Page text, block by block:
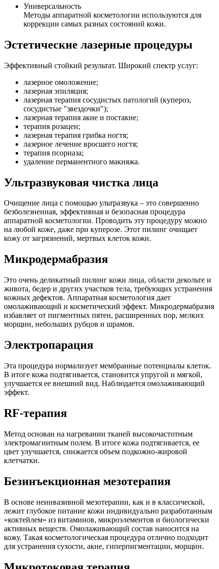
Универсальность
Методы аппаратной косметологии используются для
коррекции самых разных состояний кожи.
Эстетические лазерные процедуры
Эффективный стойкий результат. Широкий спектр услуг:
лазерное омоложение;
лазерная эпиляция;
лазерная терапия сосудистых патологий (купероз,
сосудистые "звездочки");
лазерная терапия акне и постакне;
терапия розацеи;
лазерная терапия грибка ногтя;
лазерное лечение вросшего ногтя;
терапия псориаза;
удаление перманентного макияжа.
Ультразвуковая чистка лица
Очищение лица с помощью ультразвука – это совершенно
безболезненная, эффективная и безопасная процедура
аппаратной косметологии. Проводить эту процедуру можно
на любой коже, даже при куперозе. Этот пилинг очищает
кожу от загрязнений, мертвых клеток кожи.
Микродермабразия
Это очень деликатный пилинг кожи лица, области декольте и
живота, бедер и других участков тела, требующих устранения
кожных дефектов. Аппаратная косметология дает
омолаживающий и косметический эффект. Микродермабразия
избавляет от пигментных пятен, расширенных пор, мелких
морщин, небольших рубцов и шрамов.
Электропарация
Эта процедура нормализует мембранные потенциалы клеток.
В итоге кожа подтягивается, становится упругой и мягкой,
улучшается ее внешний вид. Наблюдается омолаживающий
эффект.
RF-терапия
Метод основан на нагревании тканей высокочастотным
электромагнитным полем. В итоге кожа подтягивается, ее
цвет улучшается, снижается объем подкожно-жировой
клетчатки.
Безинъекционная мезотерапия
В основе неинвазивной мезотерапии, как и в классической,
лежит глубокое питание кожи индивидуально разработанным
«коктейлем» из витаминов, микроэлементов и биологически
активных веществ. Омолаживающий состав наносится на
кожу. Такая косметологическая процедура отлично подходит
для устранения сухости, акне, гиперпигментации, морщин.